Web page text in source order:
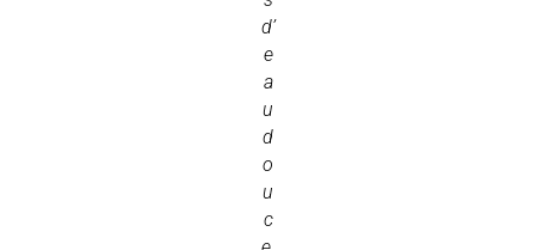
d’
e
a
u
d
o
u
c